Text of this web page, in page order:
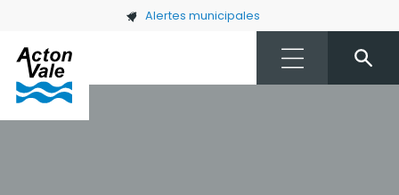
Skip to main content Alertes municipales